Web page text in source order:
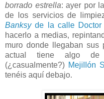
borrado estrella: ayer por
de los servicios de
Banksyde la calle Doctor
hacerlo a medias,
muro donde llegaban
actual tiene algo de
(¿casualmente?) Mejillón
tenéis aquí debajo.